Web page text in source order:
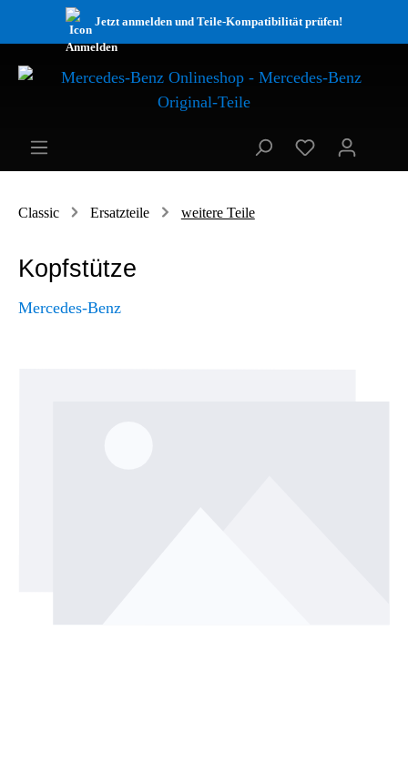
Jetzt anmelden und Teile-Kompatibilität prüfen!
Classic Ersatzteile weitere Teile
Kopfstütze
Mercedes-Benz